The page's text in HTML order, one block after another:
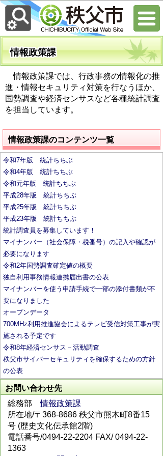
情報政策課
情報政策課では、行政事務の情報化の推
進・情報セキュリティ対策を行なうほか、
国勢調査や経済センサスなど各種統計調査
を担当しています。
情報政策課のコンテンツ一覧
令和7年版 統計ちちぶ
令和4年版 統計ちちぶ
令和元年版 統計ちちぶ
平成28年版 統計ちちぶ
平成25年版 統計ちちぶ
平成23年版 統計ちちぶ
統計調査員を募集しています！
マイナンバー（社会保障・税番号）の記入や確認が
必要になります
令和2年国勢調査確定値の概要
独自利用事務情報連携届出書の公表
マイナンバーを使う申請手続で一部の添付書類が不
要になりました
オープンデータ
700MHz利用推進協会によるテレビ受信対策工事が実
施される予定です
令和8年経済センサス－活動調査
秩父市サイバーセキュリティを確保するための方針
の公表
お問い合わせ先
総務部情報政策課
所在地/〒368-8686 秩父市熊木町8番15
号 (歴史文化伝承館2階)
電話番号/0494-22-2204 FAX/ 0494-22-
1363